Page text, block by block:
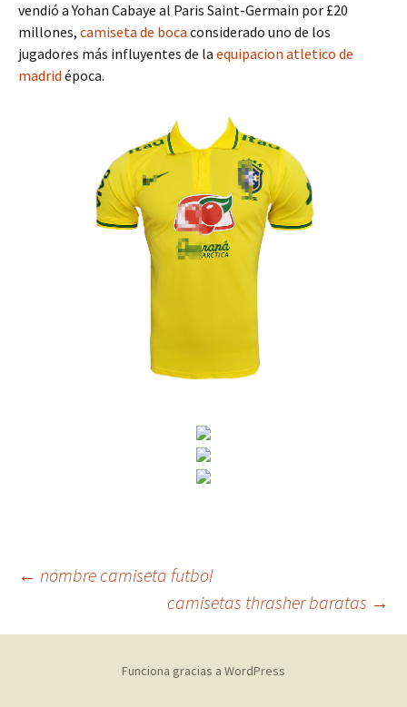
vendió a Yohan Cabaye al Paris Saint-Germain por £20
millones, camiseta de boca considerado uno de los
jugadores más influyentes de la equipacion atletico de
madrid época.
Navegación
de
← nombre camiseta futbol
camisetas thrasher baratas →
Funciona gracias a WordPress